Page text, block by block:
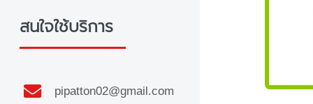
สนใจใช้บริการ
pipatton02@gmail.com